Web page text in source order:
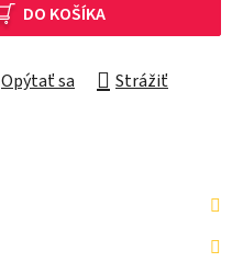
DO KOŠÍKA
Opýtať sa Strážiť